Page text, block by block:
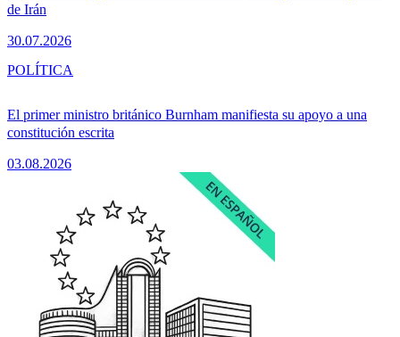
de Irán
30.07.2026
El primer ministro británico Burnham manifiesta su apoyo a una
constitución escrita
03.08.2026
POLÍTICA